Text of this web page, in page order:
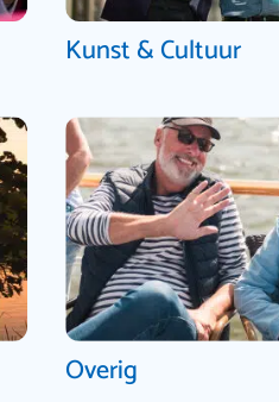
Kunst & Cultuur
Overig